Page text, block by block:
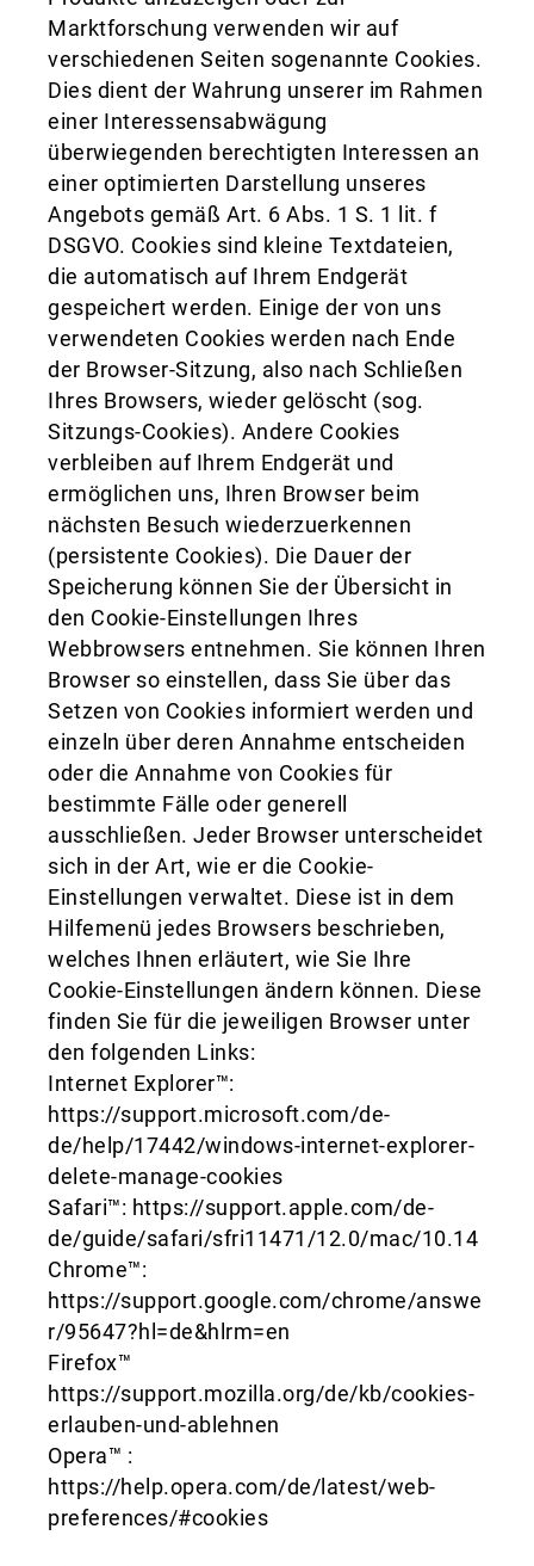
Marktforschung verwenden wir auf
verschiedenen Seiten sogenannte Cookies.
Dies dient der Wahrung unserer im Rahmen
einer Interessensabwägung
überwiegenden berechtigten Interessen an
einer optimierten Darstellung unseres
Angebots gemäß Art. 6 Abs. 1 S. 1 lit. f
DSGVO. Cookies sind kleine Textdateien,
die automatisch auf Ihrem Endgerät
gespeichert werden. Einige der von uns
verwendeten Cookies werden nach Ende
der Browser-Sitzung, also nach Schließen
Ihres Browsers, wieder gelöscht (sog.
Sitzungs-Cookies). Andere Cookies
verbleiben auf Ihrem Endgerät und
ermöglichen uns, Ihren Browser beim
nächsten Besuch wiederzuerkennen
(persistente Cookies). Die Dauer der
Speicherung können Sie der Übersicht in
den Cookie-Einstellungen Ihres
Webbrowsers entnehmen. Sie können Ihren
Browser so einstellen, dass Sie über das
Setzen von Cookies informiert werden und
einzeln über deren Annahme entscheiden
oder die Annahme von Cookies für
bestimmte Fälle oder generell
ausschließen. Jeder Browser unterscheidet
sich in der Art, wie er die Cookie-
Einstellungen verwaltet. Diese ist in dem
Hilfemenü jedes Browsers beschrieben,
welches Ihnen erläutert, wie Sie Ihre
Cookie-Einstellungen ändern können. Diese
finden Sie für die jeweiligen Browser unter
den folgenden Links:
Internet Explorer™:
https://support.microsoft.com/de-
de/help/17442/windows-internet-explorer-
delete-manage-cookies
Safari™: https://support.apple.com/de-
de/guide/safari/sfri11471/12.0/mac/10.14
Chrome™:
https://support.google.com/chrome/answe
r/95647?hl=de&hlrm=en
Firefox™
https://support.mozilla.org/de/kb/cookies-
erlauben-und-ablehnen
Opera™ :
https://help.opera.com/de/latest/web-
preferences/#cookies